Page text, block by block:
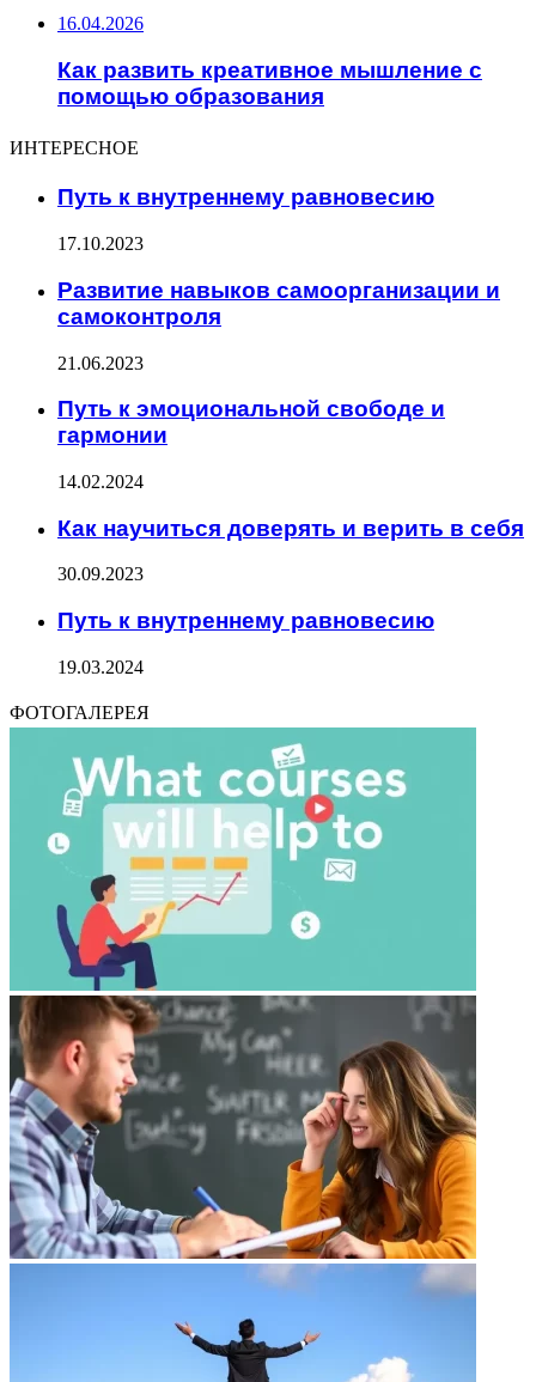
16.04.2026
Как развить креативное мышление с
помощью образования
ИНТЕРЕСНОЕ
Путь к внутреннему равновесию
17.10.2023
Развитие навыков самоорганизации и
самоконтроля
21.06.2023
Путь к эмоциональной свободе и
гармонии
14.02.2024
Как научиться доверять и верить в себя
30.09.2023
Путь к внутреннему равновесию
19.03.2024
ФОТОГАЛЕРЕЯ